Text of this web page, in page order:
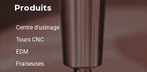
Produits
Centre d’usinage
Tours CNC
EDM
Fraiseuses